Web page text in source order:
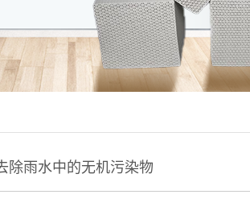
除雨水中的无机污染物